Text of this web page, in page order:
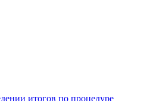
итогов по процедуре